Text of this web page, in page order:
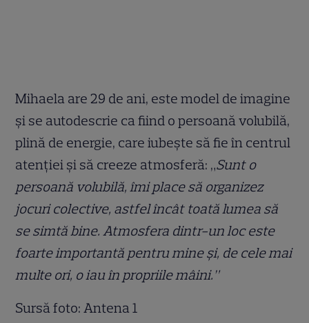
Mihaela are 29 de ani, este model de imagine
și se autodescrie ca fiind o persoană volubilă,
plină de energie, care iubește să fie în centrul
atenției și să creeze atmosferă: „Sunt o
persoană volubilă, îmi place să organizez
jocuri colective, astfel încât toată lumea să
se simtă bine. Atmosfera dintr-un loc este
foarte importantă pentru mine și, de cele mai
multe ori, o iau în propriile mâini.”
Sursă foto: Antena 1